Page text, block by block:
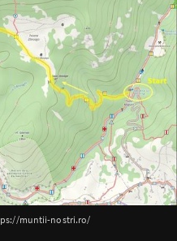
muntii-nostri.ro/